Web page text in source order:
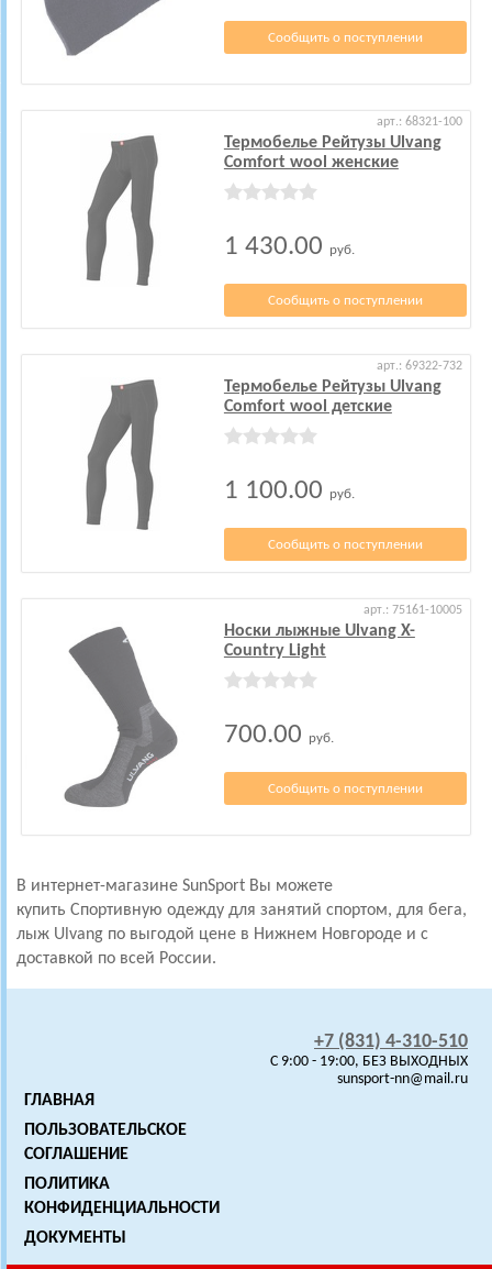
Сообщить о поступлении
арт.: 68321-100
Термобелье Рейтузы Ulvang
Comfort wool женские
1 430.00 руб.
Сообщить о поступлении
арт.: 69322-732
Термобелье Рейтузы Ulvang
Comfort wool детские
1 100.00 руб.
Сообщить о поступлении
арт.: 75161-10005
Носки лыжные Ulvang X-
Country Light
700.00 руб.
Сообщить о поступлении
В интернет-магазине SunSport Вы можете
купить Спортивную одежду для занятий спортом, для бега,
лыж Ulvang по выгодой цене в Нижнем Новгороде и с
доставкой по всей России.
+7 (831) 4-310-510
C 9:00 - 19:00, БЕЗ ВЫХОДНЫХ
sunsport-nn@mail.ru
ГЛАВНАЯ
ПОЛЬЗОВАТЕЛЬСКОЕ
СОГЛАШЕНИЕ
ПОЛИТИКА
КОНФИДЕНЦИАЛЬНОСТИ
ДОКУМЕНТЫ